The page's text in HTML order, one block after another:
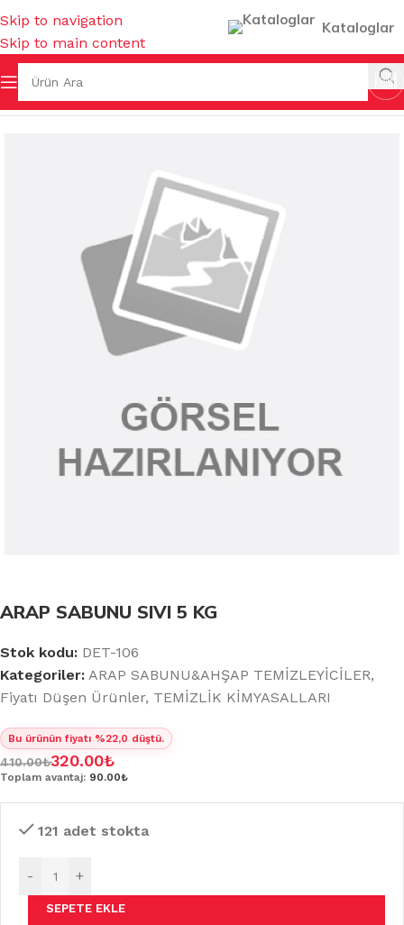
Skip to navigation
Skip to main content
Kataloglar
KİMYASALLARI ARAP SABUNU&AHŞAP TEMİZLEYİCİLER
ARAP SABUNU SIVI 5 KG
Stok kodu: DET-106
Kategoriler: ARAP SABUNU&AHŞAP TEMİZLEYİCİLER,
Fiyatı Düşen Ürünler, TEMİZLİK KİMYASALLARI
Bu ürünün fiyatı %22,0 düştü.
410.00₺320.00₺
Toplam avantaj: 90.00₺
121 adet stokta
- +
SEPETE EKLE